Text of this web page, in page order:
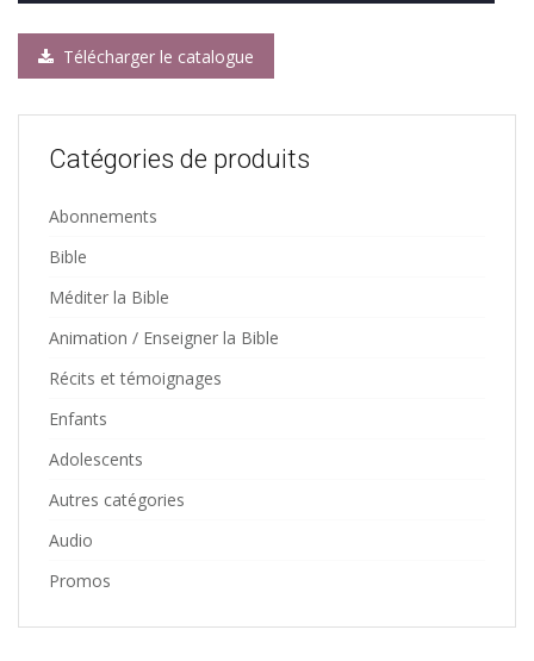
Télécharger le catalogue
Catégories de produits
Abonnements
Bible
Méditer la Bible
Animation / Enseigner la Bible
Récits et témoignages
Enfants
Adolescents
Autres catégories
Audio
Promos